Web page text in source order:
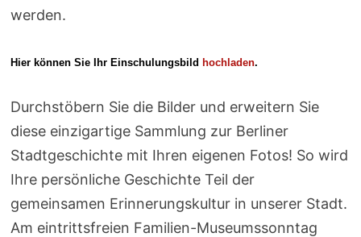
werden.
Hier können Sie Ihr Einschulungsbild hochladen.
Durchstöbern Sie die Bilder und erweitern Sie
diese einzigartige Sammlung zur Berliner
Stadtgeschichte mit Ihren eigenen Fotos! So wird
Ihre persönliche Geschichte Teil der
gemeinsamen Erinnerungskultur in unserer Stadt.
Am eintrittsfreien Familien-Museumssonntag